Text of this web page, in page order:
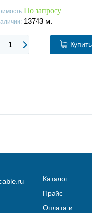
По запросу
13743 м.
Купить
Каталог
Прайс
Оплата и